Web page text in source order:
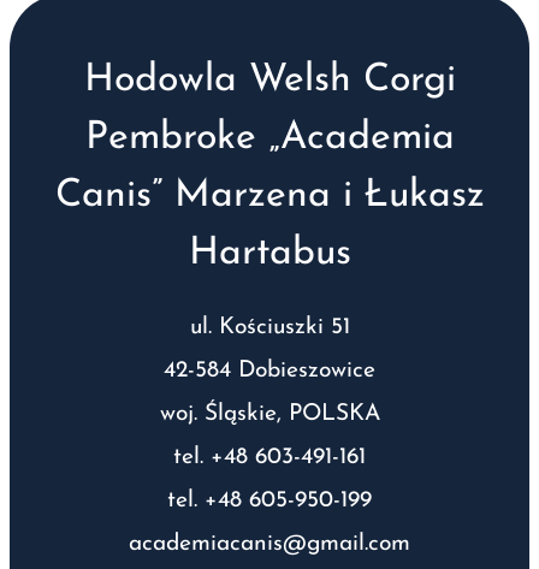
Hodowla Welsh Corgi
Pembroke „Academia
Canis” Marzena i Łukasz
Hartabus
ul. Kościuszki 51
42-584 Dobieszowice
woj. Śląskie, POLSKA
tel. +48 603-491-161
tel. +48 605-950-199
academiacanis@gmail.com